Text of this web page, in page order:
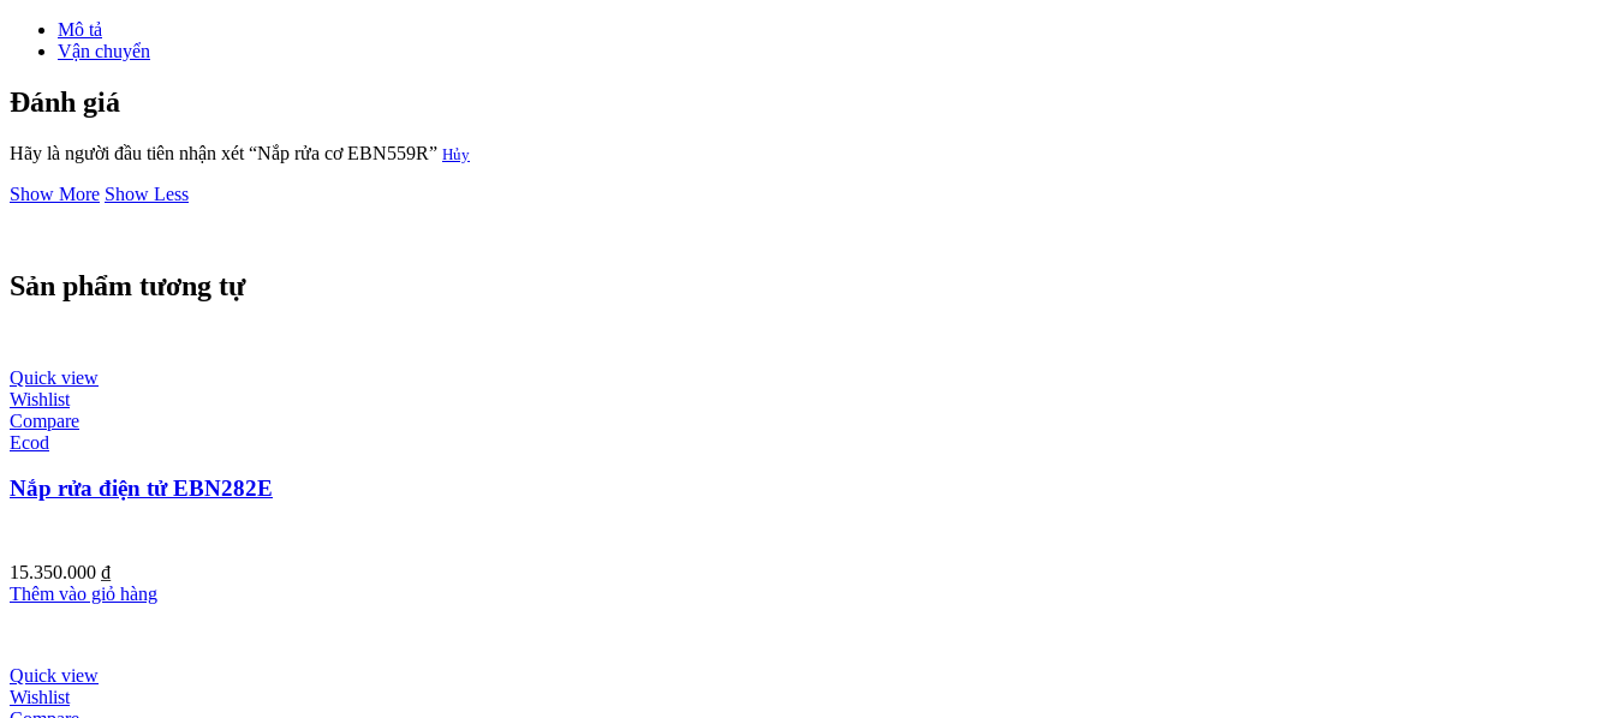
Mô tả
Vận chuyển
Đánh giá
Hãy là người đầu tiên nhận xét “Nắp rửa cơ EBN559R” Hủy
Show More Show Less
Sản phẩm tương tự
Quick view
Wishlist
Compare
Ecod
Nắp rửa điện tử EBN282E
15.350.000 ₫
Thêm vào giỏ hàng
Quick view
Wishlist